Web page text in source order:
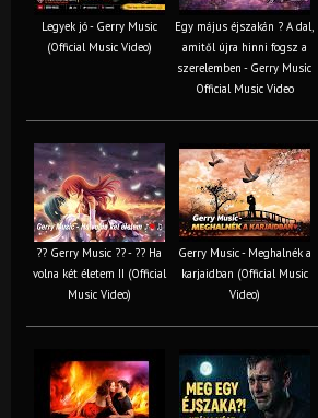
Legyek jó - Gerry Music
(Official Music Video)
Egy május éjszakán ? A dal,
amitől újra hinni fogsz a
szerelemben - Gerry Music
Official Music Video
?? Gerry Music ?? - ?? Ha
volna két életem II (Official
Music Video)
Gerry Music - Meghalnék a
karjaidban (Official Music
Video)